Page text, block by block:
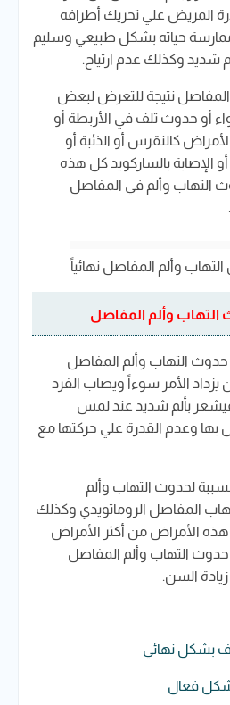
المريض علي تحريك أطرافه
ممارسة حياته بشكل طبيعي وسليم
شديد وكذلك عدم ارتياح.
نتيجة للتعرض لبعض
أو حدوث تلف في الأربطة أو
كالنقرس أو الذئبة أو
الإصابة بالساركويد كل هذه
التهاب وألم في المفاصل
وألم المفاصل نهائياً
التهاب وألم المفاصل
التهاب وألم المفاصل
الأمر سوءاً ويصاب الفرد
فيشعر بألم شديد عند لمس
وعدم القدرة علي حركتها مع
لحدوث التهاب وألم
المفاصل الروماتويدي وكذلك
الأمراض من أكثر الأمراض
التهاب وألم المفاصل
السن.
بشكل نهائي
فعال